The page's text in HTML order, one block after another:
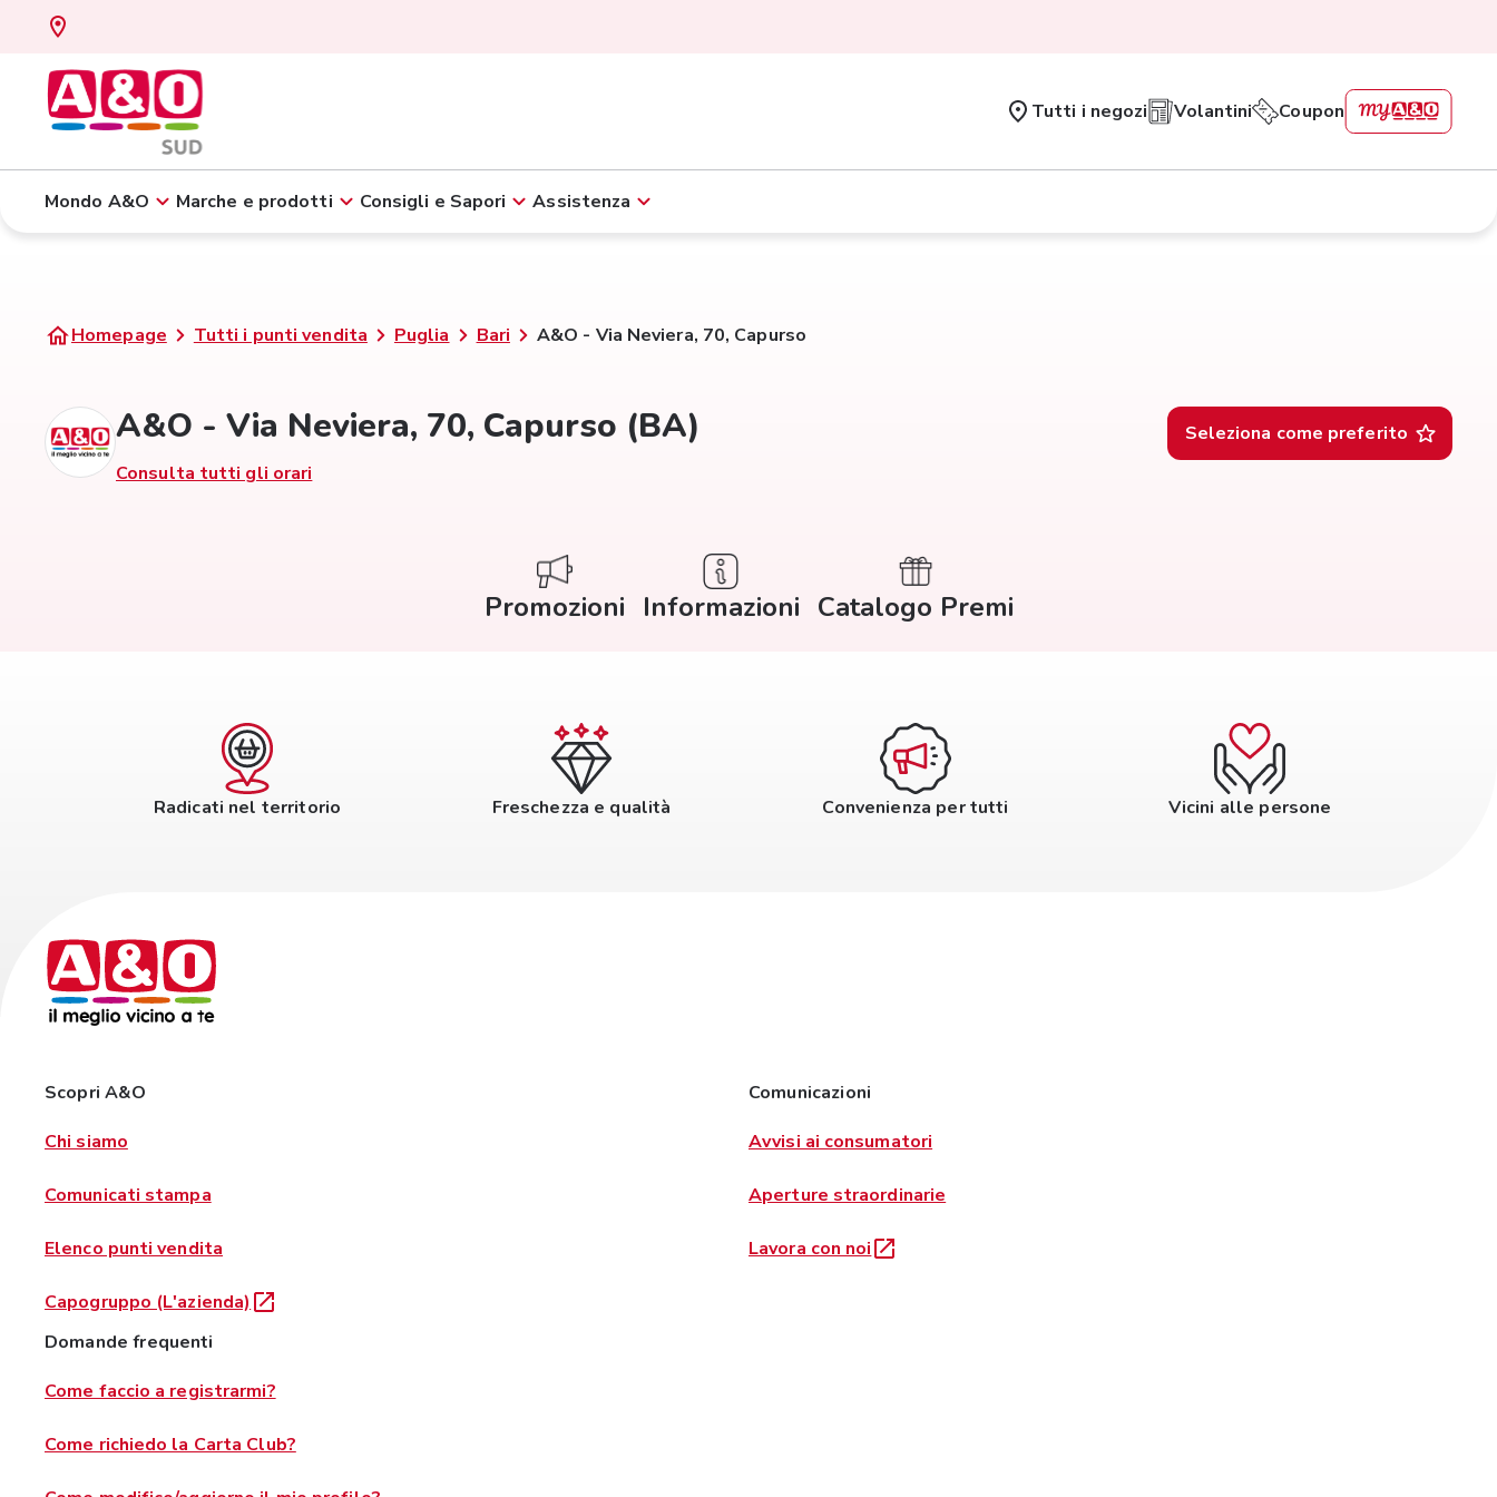
Tutti i negozi Volantini Coupon
Mondo A&O Marche e prodotti Consigli e Sapori Assistenza
Homepage Tutti i punti vendita Puglia Bari A&O - Via Neviera, 70, Capurso
A&O - Via Neviera, 70, Capurso (BA)
Consulta tutti gli orari
Seleziona come preferito
Promozioni Informazioni Catalogo Premi
Radicati nel territorio Freschezza e qualità Convenienza per tutti Vicini alle persone
Scopri A&O
Chi siamo
Comunicati stampa
Elenco punti vendita
Capogruppo (L'azienda)
Comunicazioni
Avvisi ai consumatori
Aperture straordinarie
Lavora con noi
Domande frequenti
Come faccio a registrarmi?
Come richiedo la Carta Club?